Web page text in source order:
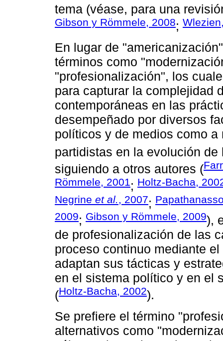
tema (véase, para una
Gibson y Römmele, 2008;
En lugar de
términos como
"profesionalización", los
para capturar la complejidad
contemporáneas en las
desempeñado por diversos
políticos y de medios como
partidistas en la evolución de
siguiendo a otros autores (
Römmele, 2001; Holtz-Bacha,
Negrine et al. , 2007;
2009; Gibson y Römmele, 2009),
de profesionalización de las
proceso continuo mediante
adaptan sus tácticas y
en el sistema político y en el
(Holtz-Bacha, 2002).
Se prefiere el término
alternativos como